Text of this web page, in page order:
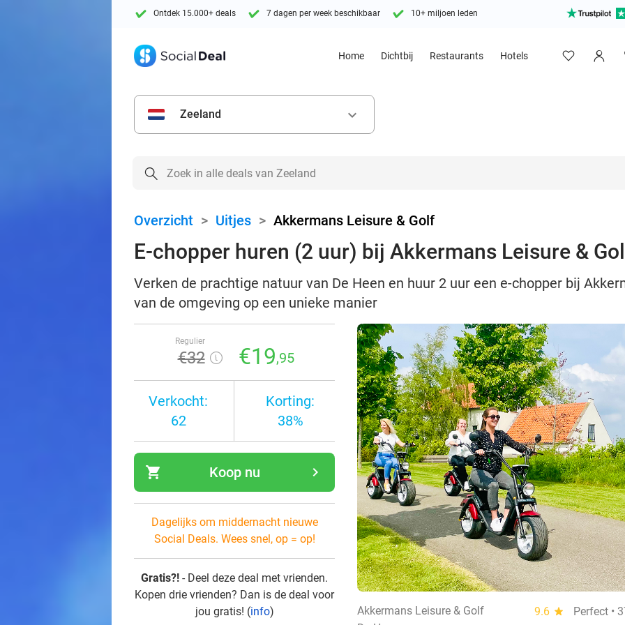
Ontdek 15.000+ deals 7 dagen per week beschikbaar 10+ miljoen leden
Home Dichtbij Restaurants Hotels
Zeeland keyboard_arrow_down
Overzicht > Uitjes > Akkermans Leisure & Golf
E-chopper huren (2 uur) bij Akkermans Leisure &
Verken de prachtige natuur van De Heen en huur 2 uur een e-chopper bij
van de omgeving op een unieke manier
Regulier
€32 €19,95
Verkocht:
62
Korting:
38%
shopping_cart navigate_next
Koop nu
Dagelijks om middernacht nieuwe
Social Deals. Wees snel, op = op!
Gratis?! - Deel deze deal met vrienden.
Kopen drie vrienden? Dan is de deal voor
jou gratis! (info) Akkermans Leisure & Golf 9.6 star
Perfect •